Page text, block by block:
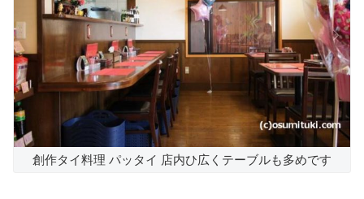
創作タイ料理 パッタイ 店内ひ広くテーブルも多めです